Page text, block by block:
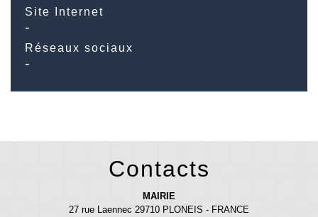
Site Internet
-
Réseaux sociaux
-
Contacts
MAIRIE
27 rue Laennec 29710 PLONEIS - FRANCE